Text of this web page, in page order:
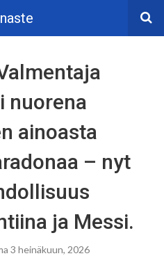
nuorena
ainoasta
– nyt
ja Messi.
3 heinäkuun, 2026